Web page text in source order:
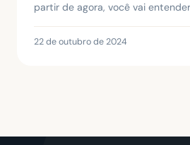
partir de agora, você vai
22 de outubro de 2024